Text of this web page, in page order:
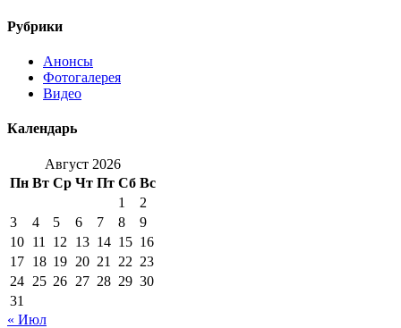
Рубрики
Анонсы
Фотогалерея
Видео
Календарь
Август 2026
Пн Вт Ср Чт Пт Сб Вс
1
2
3
4 5 6 7 8
9
10 11 12 13 14 15 16
17 18 19 20 21 22 23
24 25 26 27 28 29 30
31
« Июл